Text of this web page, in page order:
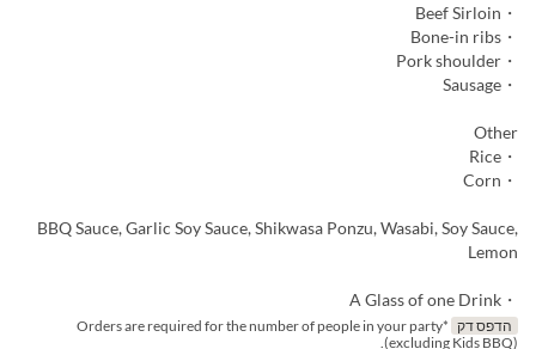
・Beef Sirloin
・Bone-in ribs
・Pork shoulder
・Sausage
Other
・Rice
・Corn
BBQ Sauce, Garlic Soy Sauce, Shikwasa Ponzu, Wasabi, Soy Sauce,
Lemon
・A Glass of one Drink
הדפס דק
*Orders are required for the number of people in your party
(excluding Kids BBQ).